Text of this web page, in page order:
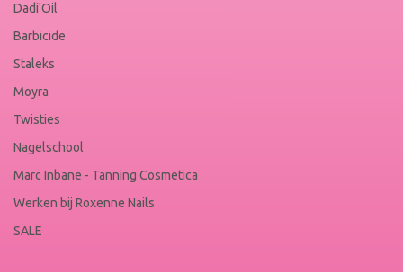
Dadi'Oil
Barbicide
Staleks
Moyra
Twisties
Nagelschool
Marc Inbane - Tanning Cosmetica
Werken bij Roxenne Nails
SALE